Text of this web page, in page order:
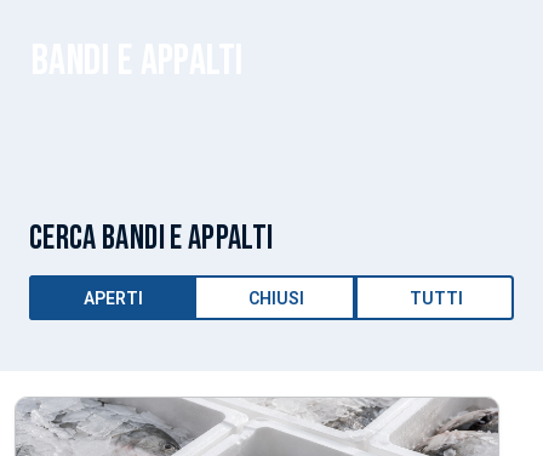
CERCA BANDI E APPALTI
APERTI CHIUSI TUTTI